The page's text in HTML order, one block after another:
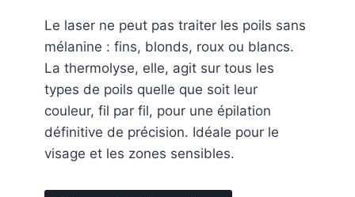
Le laser ne peut pas traiter les poils sans
mélanine : fins, blonds, roux ou blancs.
La thermolyse, elle, agit sur tous les
types de poils quelle que soit leur
couleur, fil par fil, pour une épilation
définitive de précision. Idéale pour le
visage et les zones sensibles.